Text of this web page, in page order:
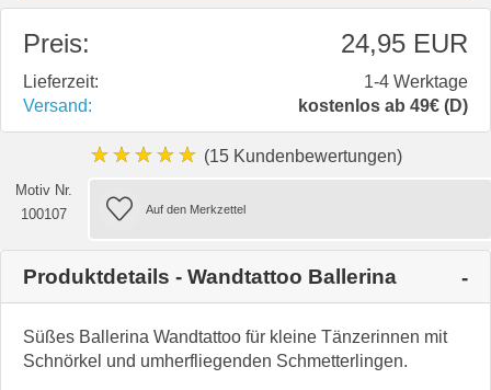
Preis: 24,95 EUR
Lieferzeit:
1-4 Werktage
Versand:
kostenlos ab 49€ (D)
★★★★★ (15 Kundenbewertungen)
Motiv Nr.
100107
Produktdetails - Wandtattoo Ballerina
Süßes Ballerina Wandtattoo für kleine Tänzerinnen mit
Schnörkel und umherfliegenden Schmetterlingen.